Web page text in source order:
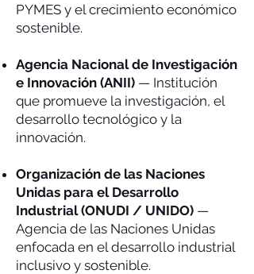
PYMES y el crecimiento económico
sostenible.
Agencia Nacional de Investigación
e Innovación (ANII) — Institución
que promueve la investigación, el
desarrollo tecnológico y la
innovación.
Organización de las Naciones
Unidas para el Desarrollo
Industrial (ONUDI / UNIDO) —
Agencia de las Naciones Unidas
enfocada en el desarrollo industrial
inclusivo y sostenible.